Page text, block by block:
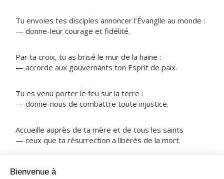
Tu envoies tes disciples annoncer l’Évangile au monde :
— donne-leur courage et fidélité.
Par ta croix, tu as brisé le mur de la haine :
— accorde aux gouvernants ton Esprit de paix.
Tu es venu porter le feu sur la terre :
— donne-nous de combattre toute injustice.
Accueille auprès de ta mère et de tous les saints
— ceux que ta résurrection a libérés de la mort.
NOTRE PÈRE